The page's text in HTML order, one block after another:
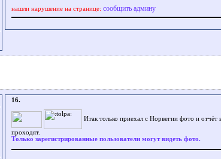
нашли нарушение на странице: сообщить админу
16.
Итак только приехал с Норвегии фото и отчёт
проходят.
Только зарегистрированные пользователи могут видеть фото.